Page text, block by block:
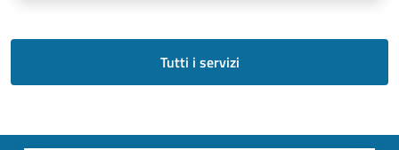
Tutti i servizi